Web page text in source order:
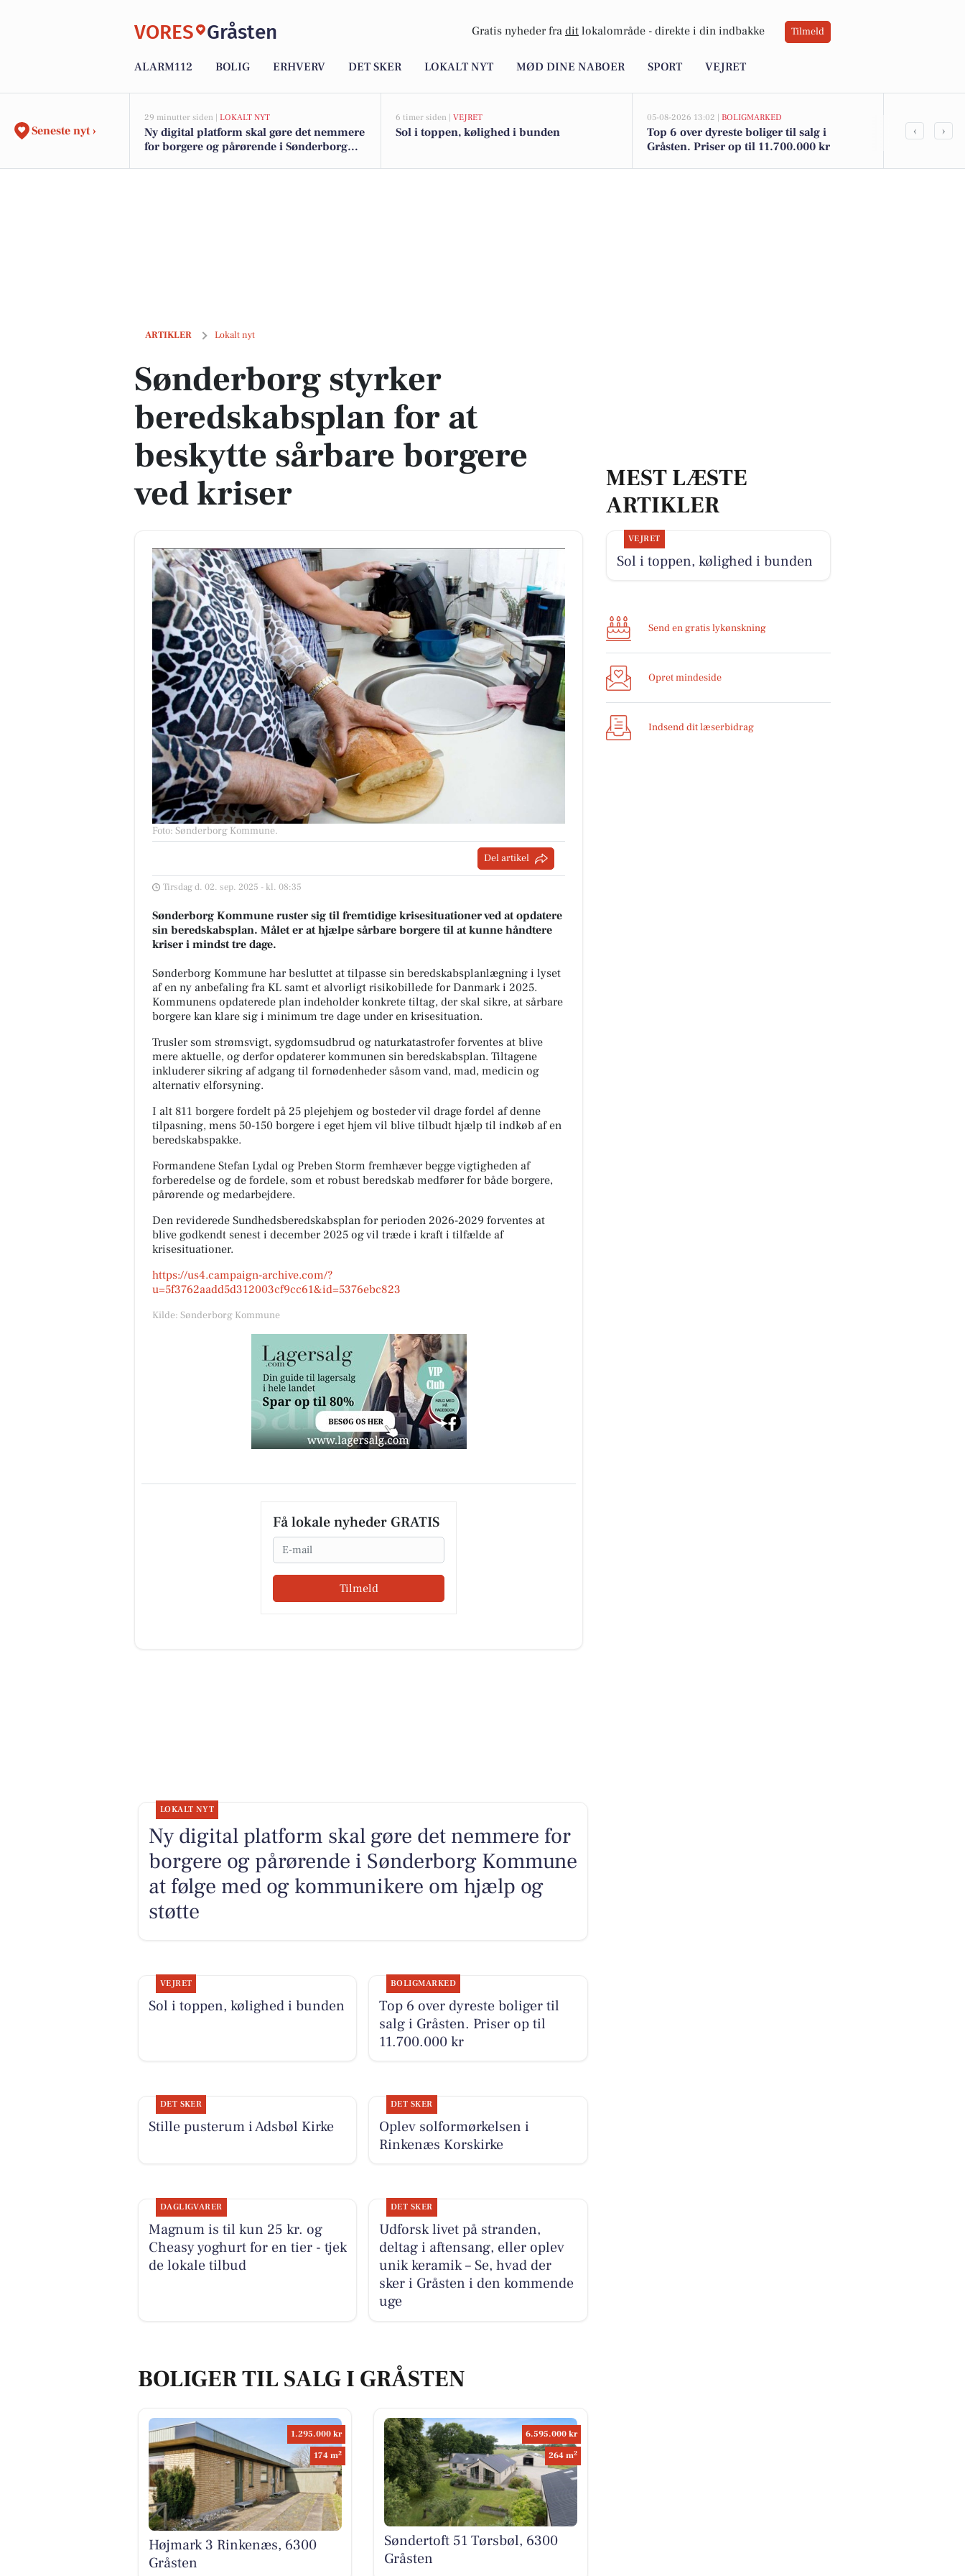
VORES Gråsten Gratis nyheder fra dit lokalområde - direkte i din indbakke Tilmeld
ALARM112 BOLIG ERHVERV DET SKER LOKALT NYT MØD DINE NABOER SPORT VEJRET
Seneste nyt ›
29 minutter siden | LOKALT NYT
Ny digital platform skal gøre det nemmere
for borgere og pårørende i Sønderborg
6 timer siden | VEJRET
Sol i toppen, kølighed i bunden
05-08-2026 13:02 | BOLIGMARKED
Top 6 over dyreste boliger til salg i
Gråsten. Priser op til 11.700.000 kr
Stille
‹ ›
ARTIKLER Lokalt nyt
Sønderborg styrker beredskabsplan for at beskytte sårbare borgere ved kriser
Sønderborg styrker
beredskabsplan for at
beskytte sårbare borgere
ved kriser
Foto: Sønderborg Kommune.
Del artikel
Tirsdag d. 02. sep. 2025 - kl. 08:35
Sønderborg Kommune ruster sig til fremtidige krisesituationer ved at opdatere
sin beredskabsplan. Målet er at hjælpe sårbare borgere til at kunne håndtere
kriser i mindst tre dage.
Sønderborg Kommune har besluttet at tilpasse sin beredskabsplanlægning i lyset
af en ny anbefaling fra KL samt et alvorligt risikobillede for Danmark i 2025.
Kommunens opdaterede plan indeholder konkrete tiltag, der skal sikre, at sårbare
borgere kan klare sig i minimum tre dage under en krisesituation.
Trusler som strømsvigt, sygdomsudbrud og naturkatastrofer forventes at blive
mere aktuelle, og derfor opdaterer kommunen sin beredskabsplan. Tiltagene
inkluderer sikring af adgang til fornødenheder såsom vand, mad, medicin og
alternativ elforsyning.
I alt 811 borgere fordelt på 25 plejehjem og bosteder vil drage fordel af denne
tilpasning, mens 50-150 borgere i eget hjem vil blive tilbudt hjælp til indkøb af en
beredskabspakke.
Formandene Stefan Lydal og Preben Storm fremhæver begge vigtigheden af
forberedelse og de fordele, som et robust beredskab medfører for både borgere,
pårørende og medarbejdere.
Den reviderede Sundhedsberedskabsplan for perioden 2026-2029 forventes at
blive godkendt senest i december 2025 og vil træde i kraft i tilfælde af
krisesituationer.
https://us4.campaign-archive.com/?
u=5f3762aadd5d312003cf9cc61&id=5376ebc823
Kilde: Sønderborg Kommune
Få lokale nyheder GRATIS
Email
Tilmeld
MEST LÆSTE
ARTIKLER
VEJRET
Sol i toppen, kølighed i bunden
Send en gratis lykønskning
Opret mindeside
Indsend dit læserbidrag
LOKALT NYT
Ny digital platform skal gøre det nemmere for
borgere og pårørende i Sønderborg Kommune
at følge med og kommunikere om hjælp og
støtte
VEJRET
Sol i toppen, kølighed i bunden
BOLIGMARKED
Top 6 over dyreste boliger til
salg i Gråsten. Priser op til
11.700.000 kr
DET SKER
Stille pusterum i Adsbøl Kirke
DET SKER
Oplev solformørkelsen i
Rinkenæs Korskirke
DAGLIGVARER
Magnum is til kun 25 kr. og
Cheasy yoghurt for en tier - tjek
de lokale tilbud
DET SKER
Udforsk livet på stranden,
deltag i aftensang, eller oplev
unik keramik – Se, hvad der
sker i Gråsten i den kommende
uge
BOLIGER TIL SALG I GRÅSTEN
1.295.000 kr
174 m2
Højmark 3 Rinkenæs, 6300
Gråsten
6.595.000 kr
264 m2
Søndertoft 51 Tørsbøl, 6300
Gråsten